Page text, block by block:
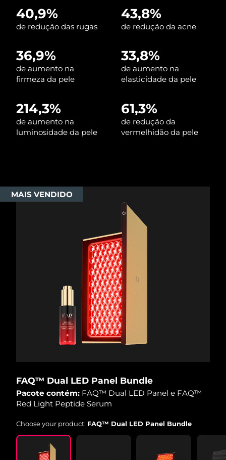
40,9%
de redução das rugas
43,8%
de redução da acne
36,9%
de aumento na
firmeza da pele
33,8%
de aumento na
elasticidade da pele
214,3%
de aumento na
luminosidade da pele
61,3%
de redução da
vermelhidão da pele
MAIS VENDIDO
FAQ™ Dual LED Panel Bundle
Pacote contém: FAQ™ Dual LED Panel e FAQ™
Red Light Peptide Serum
Choose your product: FAQ™ Dual LED Panel Bundle
Singapura Entrega prevista
Eslovênia Entrega prevista10/08/2026
Coreia do Sul Entrega prevista
Espanha Entrega prevista10/08/2026
Suíça Entrega prevista10/08/2026
Entrega prevista
Entrega prevista
Entrega prevista
Entrega prevista
Reino Unido Entrega prevista
Estados Unidos Entrega prevista
Uzbequistão Entrega prevista15/08/2026
Vietnã Entrega prevista